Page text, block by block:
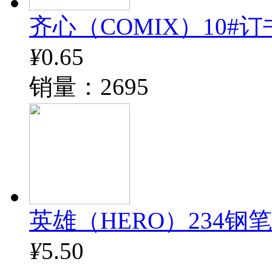
齐心（COMIX）10#订
¥0.65
销量：2695
英雄（HERO）234钢
¥5.50